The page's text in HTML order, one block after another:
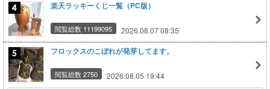
楽天ラッキーくじ一覧（PC版）
閲覧総数 11199095 2026.08.07 08:35
フロックスのこぼれが発芽してます。
閲覧総数 2750 2026.08.05 19:44